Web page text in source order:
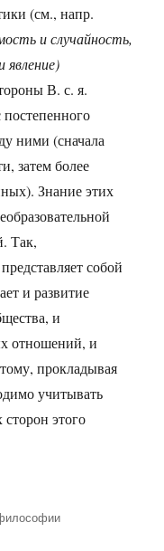
(см., напр.
и случайность,
В. с. я.
ними (сначала
затем более
Знание этих
Так,
собой
и развитие
и
отношений, и
прокладывая
учитывать
сторон этого